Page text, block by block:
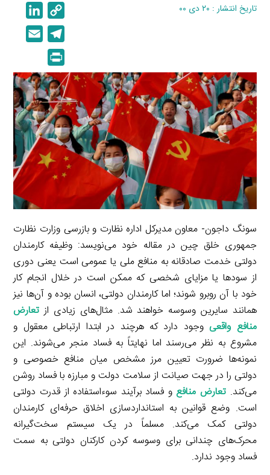
تاریخ انتشار : ۲۰ دی ۰۰
o
p
y
L
i
n
k
i
n
e
d
I
n
e
l
e
g
r
a
m
i
l
r
i
n
t
سونگ داجون- معاون مدیرکل اداره نظارت و بازرسی وزارت نظارت
جمهوری خلق چین در مقاله خود می‌نویسد: وظیفه کارمندان
دولتی خدمت صادقانه به منافع ملی یا عمومی است یعنی دوری
از سودها یا مزایای شخصی که ممکن است در خلال انجام کار
خود با آن روبرو شوند؛ اما کارمندان دولتی، انسان بوده و آن‌ها نیز
همانند سایرین وسوسه خواهند شد. مثال‌های زیادی از تعارض
منافع واقعیوجود دارد که هرچند در ابتدا ارتباطی معقول و
مشروع به نظر می‌رسند اما نهایتاً به فساد منجر می‌شوند. این
نمونه‌ها ضرورت تعیین مرز مشخص میان منافع خصوصی و
دولتی را در جهت صیانت از سلامت دولت و مبارزه با فساد روشن
می‌کند. تعارض منافع و فساد برآیند سوءاستفاده از قدرت دولتی
است. وضع قوانین به استانداردسازی اخلاق حرفه‌ای کارمندان
دولتی کمک می‌کند. مسلماً در یک سیستم سخت‌گیرانه
محرک‌های چندانی برای وسوسه کردن کارکنان دولتی به سمت
فساد وجود ندارد.